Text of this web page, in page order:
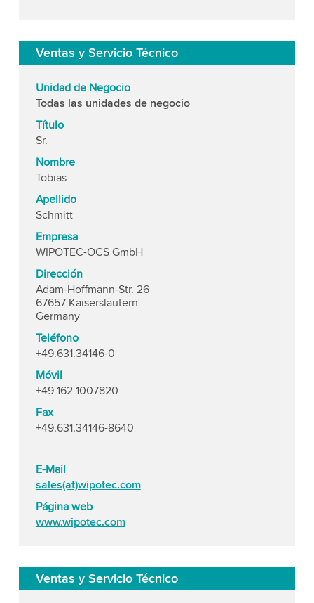
Ventas y Servicio Técnico
Unidad de Negocio
Todas las unidades de negocio
Título
Sr.
Nombre
Tobias
Apellido
Schmitt
Empresa
WIPOTEC-OCS GmbH
Dirección
Adam-Hoffmann-Str. 26
67657 Kaiserslautern
Germany
Teléfono
+49.631.34146-0
Móvil
+49 162 1007820
Fax
+49.631.34146-8640
E-Mail
sales(at)wipotec.com
Página web
www.wipotec.com
Ventas y Servicio Técnico